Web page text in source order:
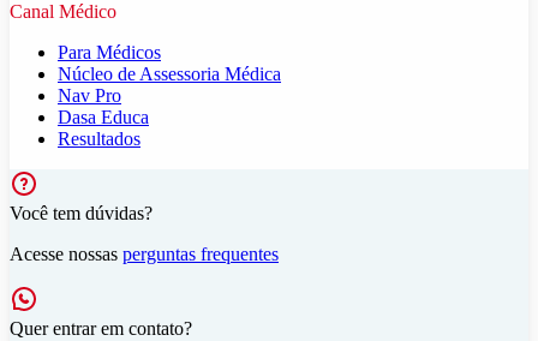
Canal Médico
Para Médicos
Núcleo de Assessoria Médica
Nav Pro
Dasa Educa
Resultados
Você tem dúvidas?
Acesse nossas perguntas frequentes
Quer entrar em contato?